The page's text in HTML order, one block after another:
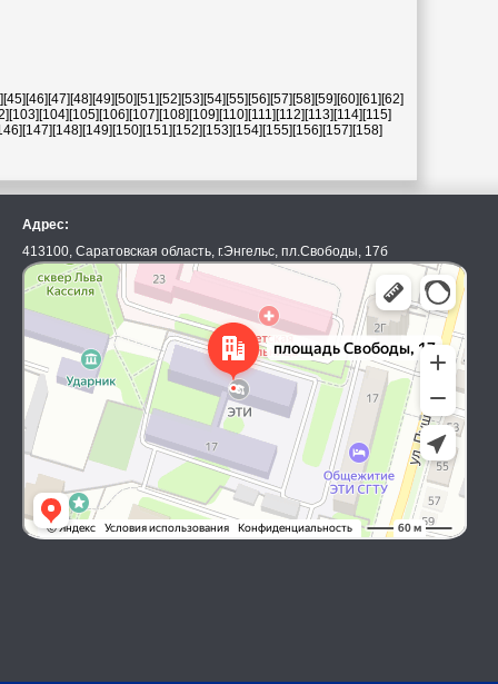
[45] [46] [47] [48] [49] [50] [51] [52] [53] [54] [55] [56] [57] [58] [59] [60] [61] [62]
[103] [104] [105] [106] [107] [108] [109] [110] [111] [112] [113] [114] [115]
[147] [148] [149] [150] [151] [152] [153] [154] [155] [156] [157] [158]
Адрес:
413100, Саратовская область, г.Энгельс, пл.Свободы, 17б